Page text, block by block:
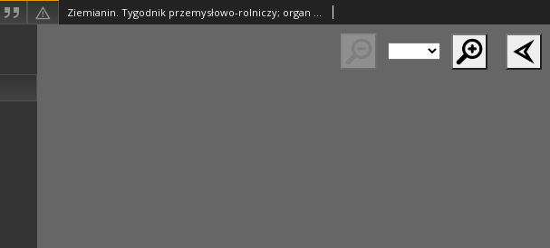
Ziemianin. Tygodnik przemysłowo-rolniczy; organ Centralnego Towarzystwa Gospodarczego w Wielkim Księstwie Poznańskim 1889.01.05 R.39 Nr1